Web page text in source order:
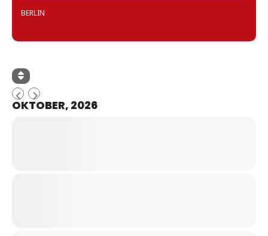
BERLIN
OKTOBER, 2026